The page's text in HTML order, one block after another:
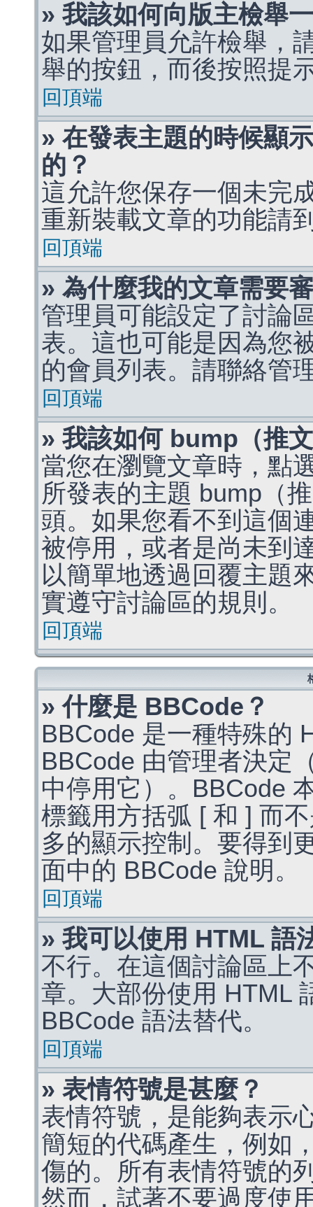
» 我該如何向版主檢舉
如果管理員允許檢舉，
舉的按鈕，而後按照提
回頂端
» 在發表主題的時候顯
的？
這允許您保存一個未完
重新裝載文章的功能請
回頂端
» 為什麼我的文章需要
管理員可能設定了討論
表。這也可能是因為您
的會員列表。請聯絡管
回頂端
» 我該如何 bump（推
當您在瀏覽文章時，點
所發表的主題 bump（
頭。如果您看不到這個
被停用，或者是尚未到
以簡單地透過回覆主題
實遵守討論區的規則。
回頂端
» 什麼是 BBCode？
BBCode 是一種特殊的
BBCode 由管理者決定
中停用它）。BBCode
標籤用方括弧 [ 和 ] 而
多的顯示控制。要得到
面中的 BBCode 說明。
回頂端
» 我可以使用 HTML 語
不行。在這個討論區上
章。大部份使用 HTML
BBCode 語法替代。
回頂端
» 表情符號是甚麼？
表情符號，是能夠表示
簡短的代碼產生，例如
傷的。所有表情符號的
然而，試著不要過度使